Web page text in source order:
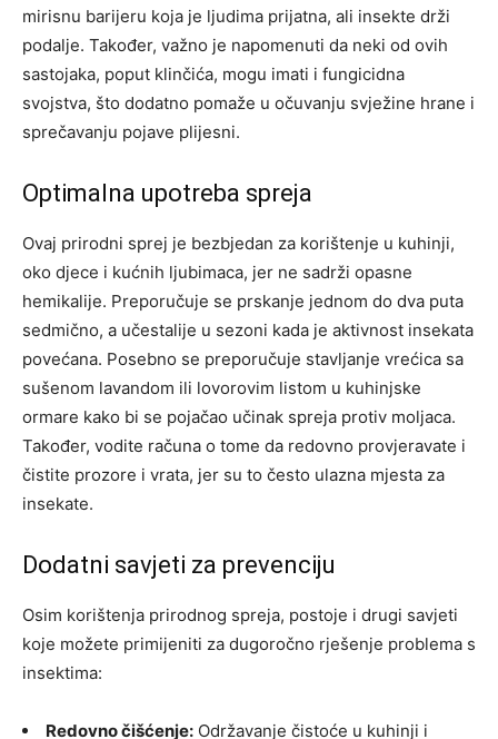
mirisnu barijeru koja je ljudima prijatna, ali insekte drži
podalje. Također, važno je napomenuti da neki od ovih
sastojaka, poput klinčića, mogu imati i fungicidna
svojstva, što dodatno pomaže u očuvanju svježine hrane i
sprečavanju pojave plijesni.
Optimalna upotreba spreja
Ovaj prirodni sprej je bezbjedan za korištenje u kuhinji,
oko djece i kućnih ljubimaca, jer ne sadrži opasne
hemikalije. Preporučuje se prskanje jednom do dva puta
sedmično, a učestalije u sezoni kada je aktivnost insekata
povećana. Posebno se preporučuje stavljanje vrećica sa
sušenom lavandom ili lovorovim listom u kuhinjske
ormare kako bi se pojačao učinak spreja protiv moljaca.
Također, vodite računa o tome da redovno provjeravate i
čistite prozore i vrata, jer su to često ulazna mjesta za
insekate.
Dodatni savjeti za prevenciju
Osim korištenja prirodnog spreja, postoje i drugi savjeti
koje možete primijeniti za dugoročno rješenje problema s
insektima:
Redovno čišćenje: Održavanje čistoće u kuhinji i